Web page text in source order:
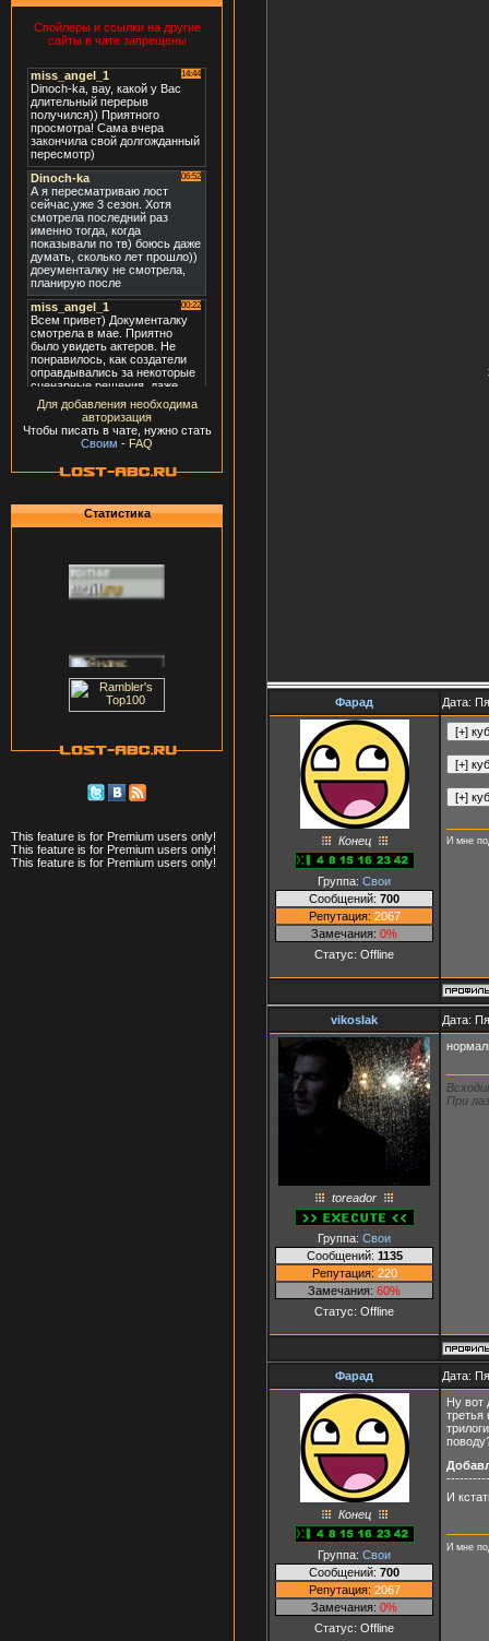
Спойлеры и ссылки на другие
сайты в чате запрещены
Для добавления необходима
авторизация
Чтобы писать в чате, нужно стать
Своим - FAQ
Статистика
This feature is for Premium users only!
This feature is for Premium users only!
This feature is for Premium users only!
Фарад Дата:
Конец
Группа: Свои
Сообщений: 700
Репутация: 2067
Замечания: 0%
Статус: Offline
И мне
vikoslak Дата:
toreador
Группа: Свои
Сообщений: 1135
Репутация: 220
Замечания: 60%
Статус: Offline
При
Фарад Дата:
Конец
Группа: Свои
Сообщений: 700
Репутация: 2067
Замечания: 0%
Статус: Offline
Ну вот
третья
И
И мне